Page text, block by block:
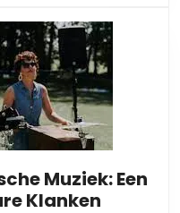
Muziek: Een
Klanken